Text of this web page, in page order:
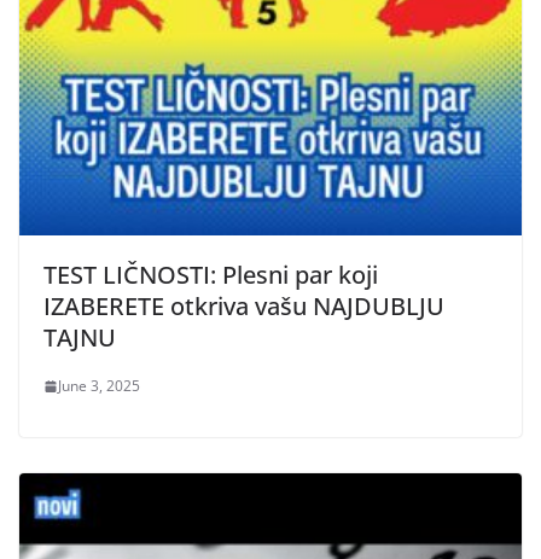
TEST LIČNOSTI: Plesni par koji
IZABERETE otkriva vašu NAJDUBLJU
TAJNU
June 3, 2025